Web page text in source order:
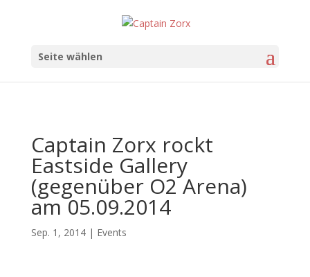
Seite wählen
Captain Zorx rockt
Eastside Gallery
(gegenüber O2 Arena)
am 05.09.2014
Sep. 1, 2014| Events